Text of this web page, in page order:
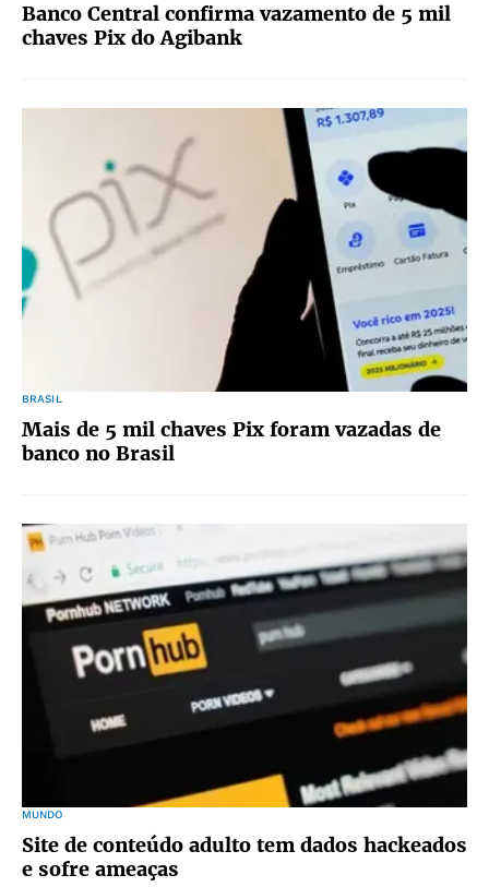
Banco Central confirma vazamento de 5 mil
chaves Pix do Agibank
BRASIL
Mais de 5 mil chaves Pix foram vazadas de
banco no Brasil
MUNDO
Site de conteúdo adulto tem dados hackeados
e sofre ameaças